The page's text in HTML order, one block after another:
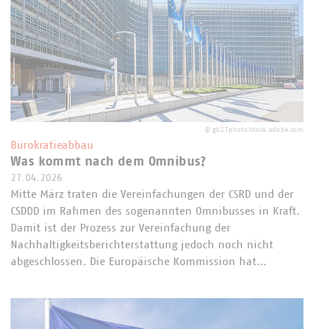
© gb27photo/stock.adobe.com
Bürokratieabbau
Was kommt nach dem Omnibus?
27.04.2026
Mitte März traten die Vereinfachungen der CSRD und der
CSDDD im Rahmen des sogenannten Omnibusses in Kraft.
Damit ist der Prozess zur Vereinfachung der
Nachhaltigkeitsberichterstattung jedoch noch nicht
abgeschlossen. Die Europäische Kommission hat…